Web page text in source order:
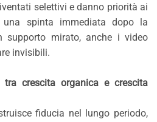
selettivi e danno priorità ai
una spinta immediata dopo la
supporto mirato, anche i video
invisibili.
crescita organica e crescita
fiducia nel lungo periodo,